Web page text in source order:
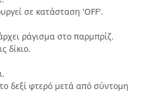
σε κατάσταση 'OFF'.
ράγισμα στο παρμπρίζ.
δίκιο.
δεξί φτερό μετά από σύντομη